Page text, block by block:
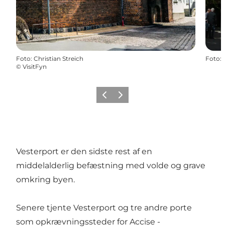
Foto: Christian Streich
© VisitFyn
Foto:
ForrigeNæste
Vesterport er den sidste rest af en
middelalderlig befæstning med volde og grave
omkring byen.
Senere tjente Vesterport og tre andre porte
som opkrævningssteder for Accise -